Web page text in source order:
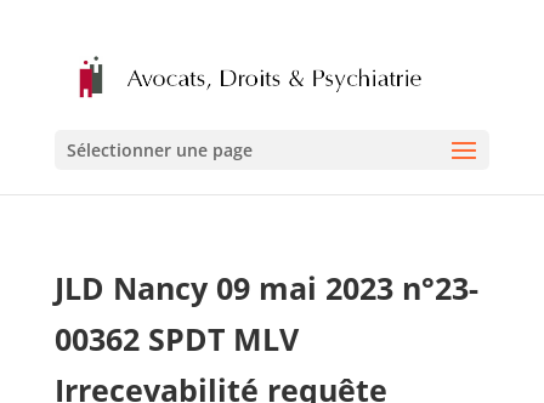
Sélectionner une page
JLD Nancy 09 mai 2023 n°23-
00362 SPDT MLV
Irrecevabilité requête